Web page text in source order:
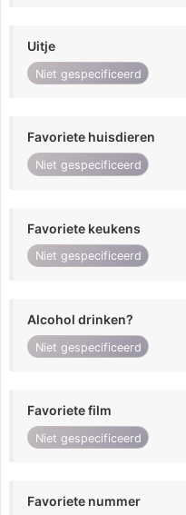
Uitje
Niet gespecificeerd
Favoriete huisdieren
Niet gespecificeerd
Favoriete keukens
Niet gespecificeerd
Alcohol drinken?
Niet gespecificeerd
Favoriete film
Niet gespecificeerd
Favoriete nummer